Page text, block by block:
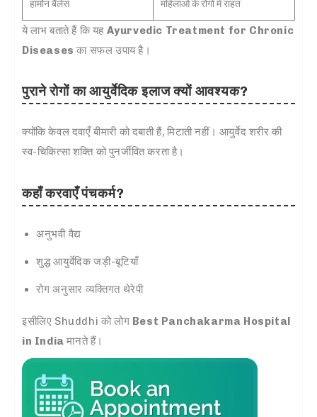
हार्मोन बैलेंस महिलाओं के रोगों में राहत
ये लाभ बताते हैं कि यह Ayurvedic Treatment for Chronic
Diseases का सफल उपाय है।
पुराने रोगों का आयुर्वेदिक इलाज क्यों आवश्यक?
क्योंकि केवल दवाएँ बीमारी को दबाती हैं, मिटाती नहीं। आयुर्वेद शरीर की
स्व-चिकित्सा शक्ति को पुनर्जीवित करता है।
कहाँ करवाएँ पंचकर्म?
अनुभवी वैद्य
शुद्ध आयुर्वेदिक जड़ी-बूटियाँ
रोग अनुसार व्यक्तिगत थेरेपी
इसीलिए Shuddhi को लोग Best Panchakarma Hospital
in India मानते हैं।